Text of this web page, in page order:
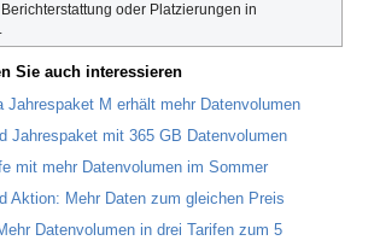
oder Platzierungen in
Sie auch interessieren
Jahrespaket M erhält mehr Datenvolumen
Jahrespaket mit 365 GB Datenvolumen
mit mehr Datenvolumen im Sommer
Aktion: Mehr Daten zum gleichen Preis
Datenvolumen in drei Tarifen zum 5